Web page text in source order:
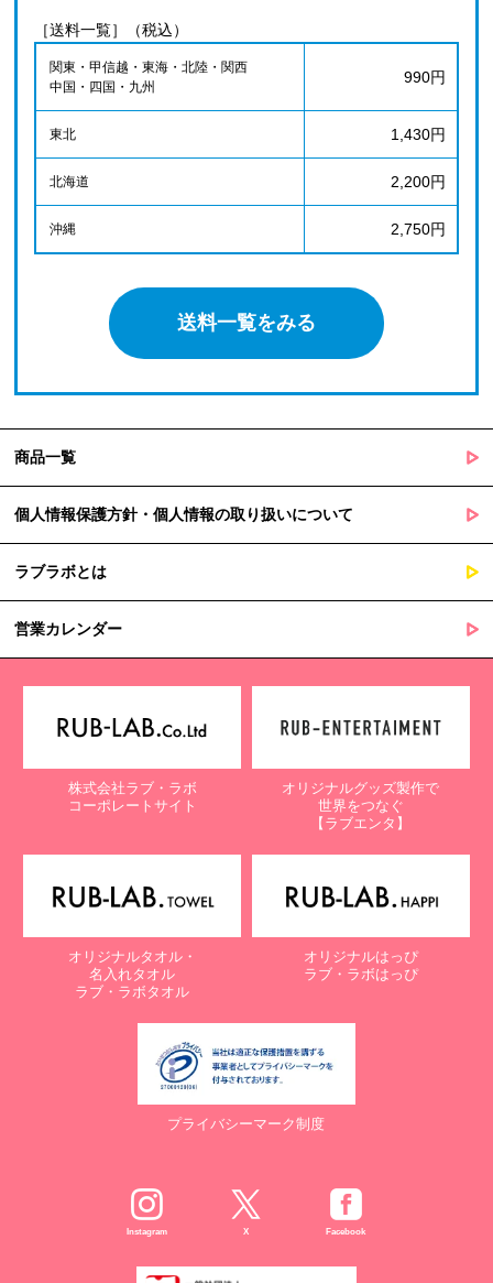
［送料一覧］（税込）
関東・甲信越・東海・北陸・関西
中国・四国・九州
990円
東北 1,430円
北海道 2,200円
沖縄 2,750円
送料一覧をみる
商品一覧
個人情報保護方針・個人情報の取り扱いについて
ラブラボとは
営業カレンダー
株式会社ラブ・ラボ
コーポレートサイト
オリジナルグッズ製作で
世界をつなぐ
【ラブエンタ】
オリジナルタオル・
名入れタオル
ラブ・ラボタオル
オリジナルはっぴ
ラブ・ラボはっぴ
プライバシーマーク制度
Instagram X Facebook